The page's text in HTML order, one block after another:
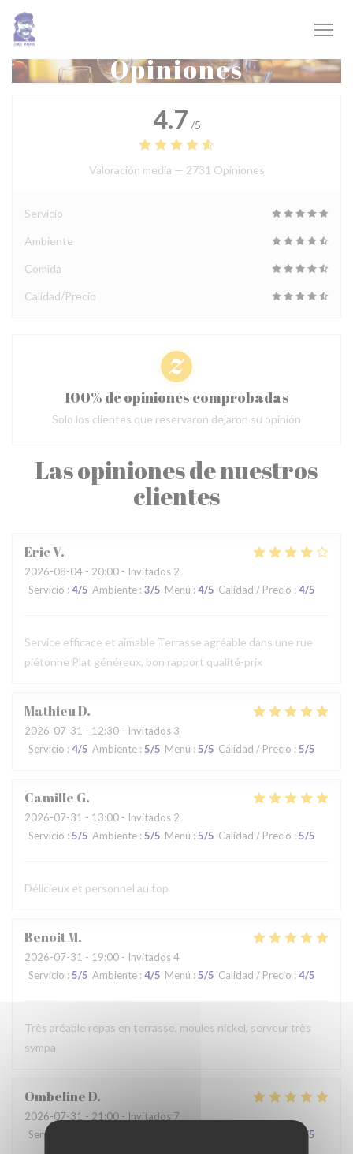
Personalización de sus opciones de cookies
Opiniones
Las opiniones de nuestros
clientes
EricV
2026-08-04 - 20:00 - Invitados 2
Servicio : 4/5 Ambiente : 3/5 Menú : 4/5 Calidad / Precio : 4/5
Service efficace et aimable Terrasse agréable dans une rue
piétonne Plat généreux, bon rapport qualité-prix
MathieuD
2026-07-31 - 12:30 - Invitados 3
Servicio : 4/5 Ambiente : 5/5 Menú : 5/5 Calidad / Precio : 5/5
Camille G
2026-07-31 - 13:00 - Invitados 2
Servicio : 5/5 Ambiente : 5/5 Menú : 5/5 Calidad / Precio : 5/5
Délicieux et personnel au top
BenoitM
2026-07-31 - 19:00 - Invitados 4
Servicio : 5/5 Ambiente : 4/5 Menú : 5/5 Calidad / Precio : 4/5
Très aréable repas en terrasse, moules nickel, serveur très
sympa
OmbelineD
2026-07-31 - 21:00 - Invitados 7
Servicio
/5
4.7 /5
Valoración media — 2731 Opiniones
Servicio
Ambiente
Comida
Calidad/Precio
100% de opiniones comprobadas
Solo los clientes que reservaron dejaron su opinión